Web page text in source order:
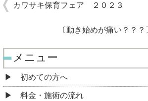
カワサキ保育フェア ２０２３
〔動き始めが痛い？？
メニュー
初めての方へ
料金・施術の流れ